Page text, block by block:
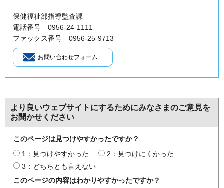
保健福祉部指導監査課
電話番号 0956-24-1111
ファックス番号 0956-25-9713
より良いウェブサイトにするためにみなさまのご意見を
お聞かせください
このページは見つけやすかったですか？
1：見つけやすかった
2：見つけにくかった
3：どちらとも言えない
このページの内容はわかりやすかったですか？